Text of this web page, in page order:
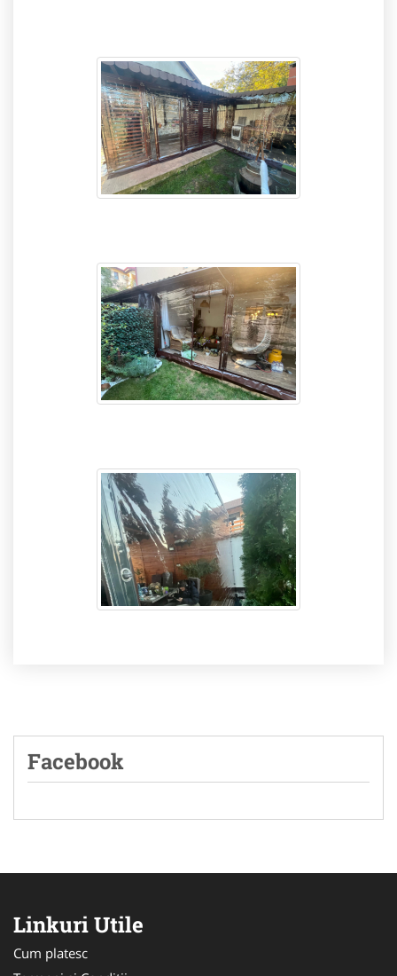
Facebook
Linkuri Utile
Cum platesc